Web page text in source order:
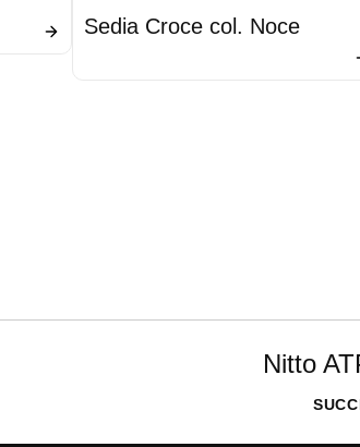
Sedia Croce col. Noce
Nitto